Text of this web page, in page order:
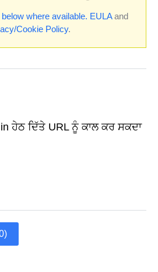
where available. EULAand
Cookie Policy.
ਹੇਠ ਦਿੱਤੇ URL ਨੂੰ ਕਾਲ ਕਰ ਸਕਦਾ